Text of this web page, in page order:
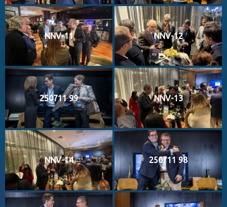
NNV-11 NNV-12
250711 99 NNV-13
NNV-14 250711 98